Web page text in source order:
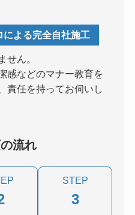
による完全自社施工
せん。
感などのマナー教育を
責任を持ってお伺いし
流れ
STEP
3